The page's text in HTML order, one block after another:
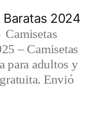
Baratas 2024
Camisetas
– Camisetas
para adultos y
Envió